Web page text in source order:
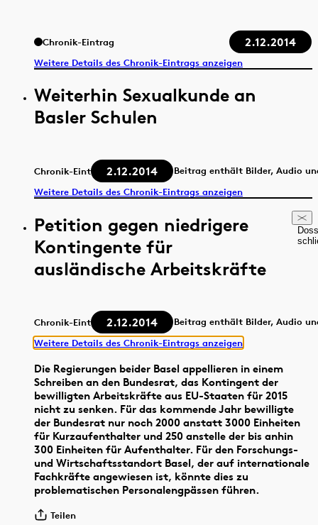
Chronik-Eintrag 2.12.2014
Weitere Details des Chronik-Eintrags anzeigen
Weiterhin Sexualkunde an
Basler Schulen
Chronik-Eintrag 2.12.2014
Beitrag enthält Bilder, Audio
Weitere Details des Chronik-Eintrags anzeigen
Petition gegen niedrigere
Kontingente für
ausländische Arbeitskräfte
Chronik-Eintrag 2.12.2014
Beitrag enthält Bilder, Audio
Weitere Details des Chronik-Eintrags anzeigen
Die Regierungen beider Basel appellieren in einem
Schreiben an den Bundesrat, das Kontingent der
bewilligten Arbeitskräfte aus EU-Staaten für 2015
nicht zu senken. Für das kommende Jahr bewilligte
der Bundesrat nur noch 2000 anstatt 3000 Einheiten
für Kurzaufenthalter und 250 anstelle der bis anhin
300 Einheiten für Aufenthalter. Für den Forschungs-
und Wirtschaftsstandort Basel, der auf internationale
Fachkräfte angewiesen ist, könnte dies zu
problematischen Personalengpässen führen.
Teilen